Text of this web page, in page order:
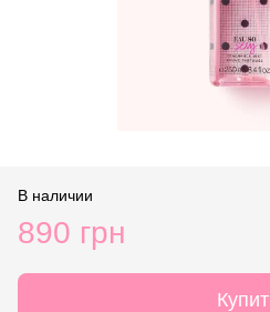
В наличии
890 грн